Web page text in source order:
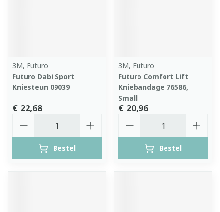
3M, Futuro
Futuro Dabi Sport
Kniesteun 09039
€ 22,68
Bestel
3M, Futuro
Futuro Comfort Lift
Kniebandage 76586,
Small
€ 20,96
Bestel